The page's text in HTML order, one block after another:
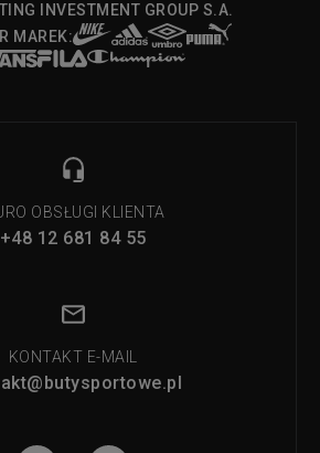
INVESTMENT GROUP S.A.
MAREK:
OBSŁUGI KLIENTA
+48 12 681 84 55
KONTAKT E-MAIL